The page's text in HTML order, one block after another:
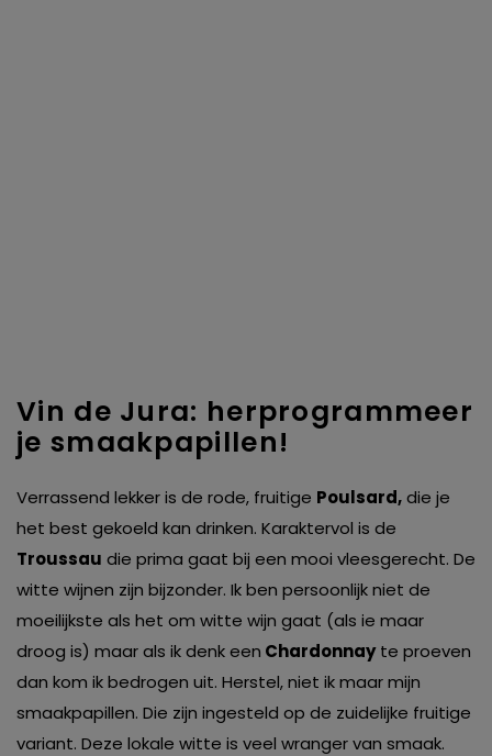
Vin de Jura: herprogrammeer
je smaakpapillen!
Verrassend lekker is de rode, fruitige Poulsard,die je
het best gekoeld kan drinken. Karaktervol is de
Troussau die prima gaat bij een mooi vleesgerecht. De
witte wijnen zijn bijzonder. Ik ben persoonlijk niet de
moeilijkste als het om witte wijn gaat (als ie maar
droog is) maar als ik denk een Chardonnayte proeven
dan kom ik bedrogen uit. Herstel, niet ik maar mijn
smaakpapillen. Die zijn ingesteld op de zuidelijke fruitige
variant. Deze lokale witte is veel wranger van smaak.